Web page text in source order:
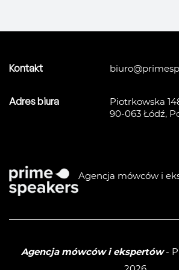
TRANSFORMACJA I
Agencja mówców i
Kontakt
Adres biura
Piotrkowska
90-063 Łódź,
Agencja mówców i ekspertów-